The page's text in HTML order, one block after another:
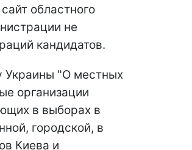
областного
не
кандидатов.
Украины "О местных
организации
в выборах в
городской, в
Киева и